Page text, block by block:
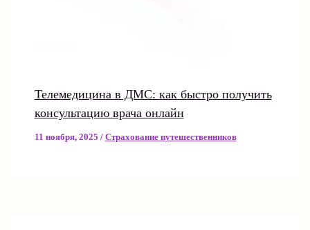
Телемедицина в ДМС: как быстро получить
консультацию врача онлайн
11 ноября, 2025 / Страхование путешественников